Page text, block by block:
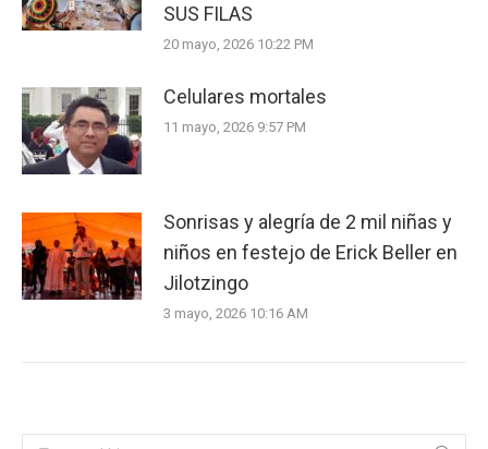
SUS FILAS
20 mayo, 2026 10:22 PM
Celulares mortales
11 mayo, 2026 9:57 PM
Sonrisas y alegría de 2 mil niñas y
niños en festejo de Erick Beller en
Jilotzingo
3 mayo, 2026 10:16 AM